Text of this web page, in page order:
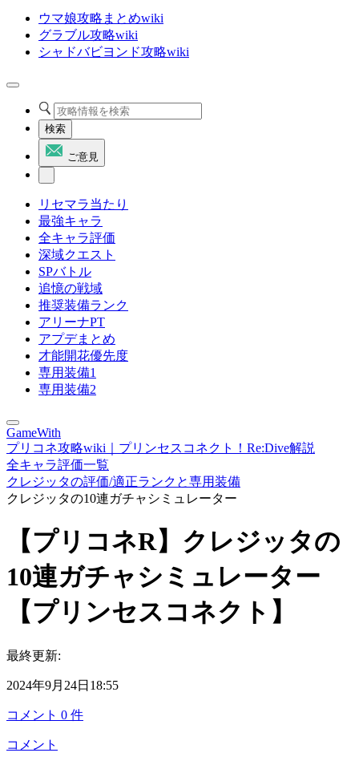
ウマ娘攻略まとめwiki
グラブル攻略wiki
シャドバビヨンド攻略wiki
検索
ご意見
リセマラ当たり
最強キャラ
全キャラ評価
深域クエスト
SPバトル
追憶の戦域
推奨装備ランク
アリーナPT
アプデまとめ
才能開花優先度
専用装備1
専用装備2
GameWith
プリコネ攻略wiki｜プリンセスコネクト！Re:Dive解説
全キャラ評価一覧
クレジッタの評価/適正ランクと専用装備
クレジッタの10連ガチャシミュレーター
【プリコネR】クレジッタの
10連ガチャシミュレーター
【プリンセスコネクト】
最終更新:
2024年9月24日18:55
コメント 0 件
コメント